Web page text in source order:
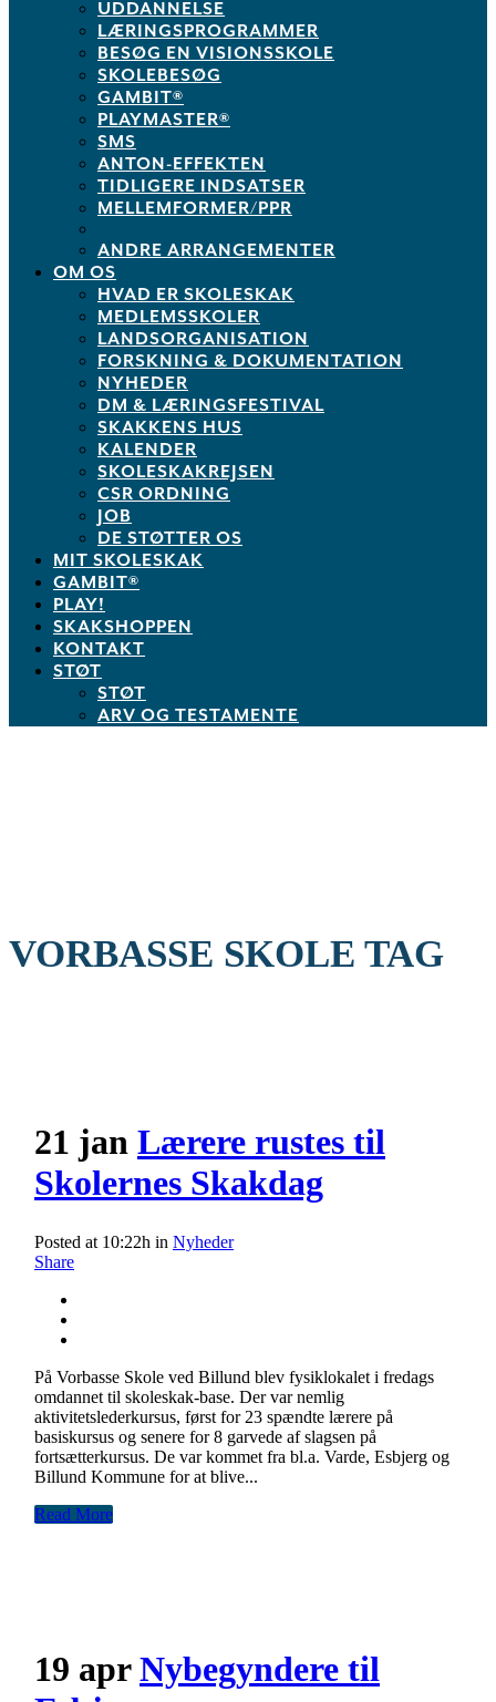
UDDANNELSE
LÆRINGSPROGRAMMER
BESØG EN VISIONSSKOLE
SKOLEBESØG
GAMBIT®
PLAYMASTER®
SMS
ANTON-EFFEKTEN
TIDLIGERE INDSATSER
MELLEMFORMER/PPR
ANDRE ARRANGEMENTER
OM OS
HVAD ER SKOLESKAK
MEDLEMSSKOLER
LANDSORGANISATION
FORSKNING & DOKUMENTATION
NYHEDER
DM & LÆRINGSFESTIVAL
SKAKKENS HUS
KALENDER
SKOLESKAKREJSEN
CSR ORDNING
JOB
DE STØTTER OS
MIT SKOLESKAK
GAMBIT®
PLAY!
SKAKSHOPPEN
KONTAKT
STØT
STØT
ARV OG TESTAMENTE
VORBASSE SKOLE TAG
21 jan Lærere rustes til
Skolernes Skakdag
Posted at 10:22h in Nyheder
Share
På Vorbasse Skole ved Billund blev fysiklokalet i fredags
omdannet til skoleskak-base. Der var nemlig
aktivitetslederkursus, først for 23 spændte lærere på
basiskursus og senere for 8 garvede af slagsen på
fortsætterkursus. De var kommet fra bl.a. Varde, Esbjerg og
Billund Kommune for at blive...
Read More
19 apr Nybegyndere til